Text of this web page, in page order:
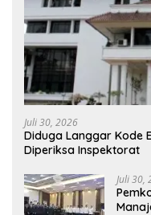
Juli 30, 2026
Diduga Langgar Kode
Diperiksa Inspektorat
Juli 30,